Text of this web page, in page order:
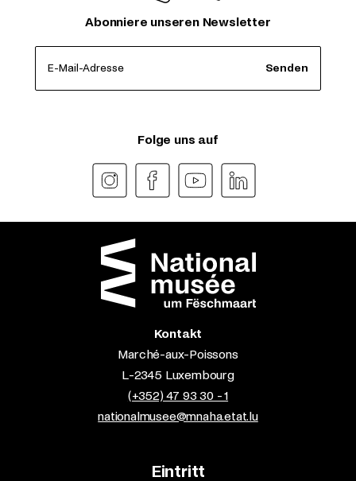
Abonniere unseren Newsletter
E-Mail-Adresse Senden
Folge uns auf
Kontakt
Marché-aux-Poissons
L-2345 Luxembourg
(+352) 47 93 30 - 1
nationalmusee@mnaha.etat.lu
Eintritt